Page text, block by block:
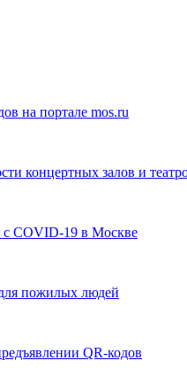
на портале mos.ru
концертных залов и
с COVID-19 в Москве
пожилых людей
QR-кодов